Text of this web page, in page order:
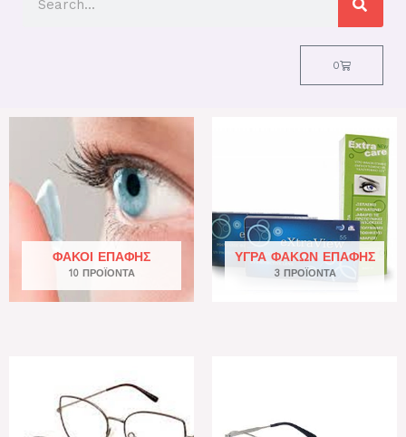
0
Cart
ΦΑΚΟΊ ΕΠΑΦΉΣ
10 ΠΡΟΪΌΝΤΑ
ΥΓΡΆ ΦΑΚΏΝ ΕΠΑΦΉΣ
3 ΠΡΟΪΌΝΤΑ